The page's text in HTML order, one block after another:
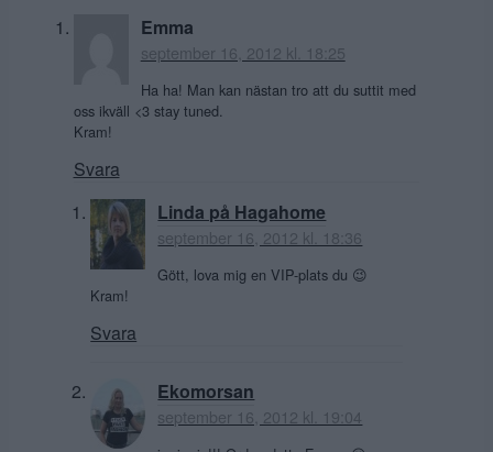
Emma
september 16, 2012 kl. 18:25
Ha ha! Man kan nästan tro att du suttit med
oss ikväll <3 stay tuned.
Kram!
Svara
Linda på Hagahome
september 16, 2012 kl. 18:36
Gött, lova mig en VIP-plats du 😉
Kram!
Svara
Ekomorsan
september 16, 2012 kl. 19:04